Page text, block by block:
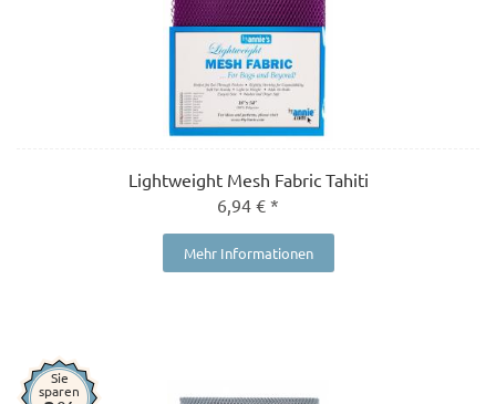
Lightweight Mesh Fabric Tahiti
6,94 € *
Mehr Informationen
Sie
sparen